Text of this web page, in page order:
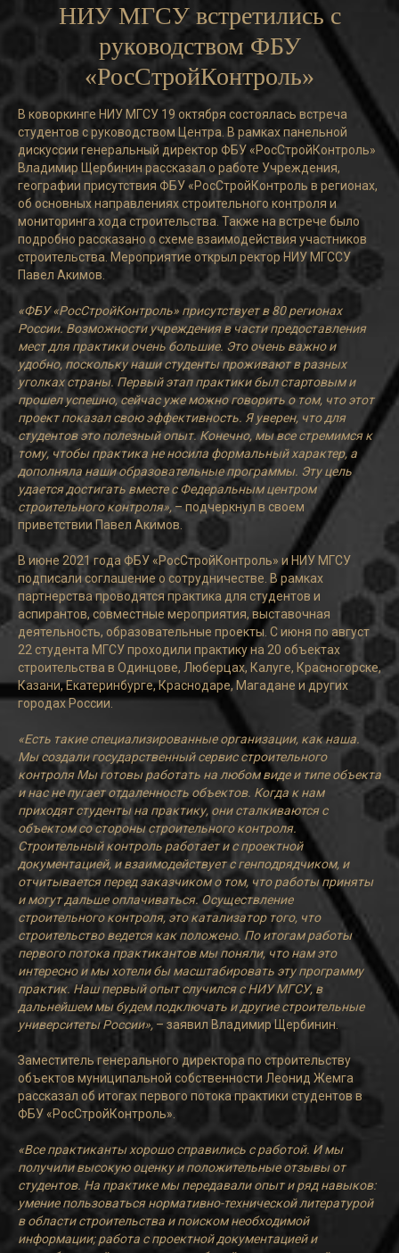
НИУ МГСУ встретились с
руководством ФБУ
«РосСтройКонтроль»
В коворкинге НИУ МГСУ 19 октября состоялась встреча
студентов с руководством Центра. В рамках панельной
дискуссии генеральный директор ФБУ «РосСтройКонтроль»
Владимир Щербинин рассказал о работе Учреждения,
географии присутствия ФБУ «РосСтройКонтроль в регионах,
об основных направлениях строительного контроля и
мониторинга хода строительства. Также на встрече было
подробно рассказано о схеме взаимодействия участников
строительства. Мероприятие открыл ректор НИУ МГССУ
Павел Акимов.
«ФБУ «РосСтройКонтроль» присутствует в 80 регионах
России. Возможности учреждения в части предоставления
мест для практики очень большие. Это очень важно и
удобно, поскольку наши студенты проживают в разных
уголках страны. Первый этап практики был стартовым и
прошел успешно, сейчас уже можно говорить о том, что этот
проект показал свою эффективность. Я уверен, что для
студентов это полезный опыт. Конечно, мы все стремимся к
тому, чтобы практика не носила формальный характер, а
дополняла наши образовательные программы. Эту цель
удается достигать вместе с Федеральным центром
строительного контроля»,– подчеркнул в своем
приветствии Павел Акимов.
В июне 2021 года ФБУ «РосСтройКонтроль» и НИУ МГСУ
подписали соглашение о сотрудничестве. В рамках
партнерства проводятся практика для студентов и
аспирантов, совместные мероприятия, выставочная
деятельность, образовательные проекты. С июня по август
22 студента МГСУ проходили практику на 20 объектах
строительства в Одинцове, Люберцах, Калуге, Красногорске,
Казани, Екатеринбурге, Краснодаре, Магадане и других
городах России.
«Есть такие специализированные организации, как наша.
Мы создали государственный сервис строительного
контроля Мы готовы работать на любом виде и типе объекта
и нас не пугает отдаленность объектов. Когда к нам
приходят студенты на практику, они сталкиваются с
объектом со стороны строительного контроля.
Строительный контроль работает и с проектной
документацией, и взаимодействует с генподрядчиком, и
отчитывается перед заказчиком о том, что работы приняты
и могут дальше оплачиваться. Осуществление
строительного контроля, это катализатор того, что
строительство ведется как положено. По итогам работы
первого потока практикантов мы поняли, что нам это
интересно и мы хотели бы масштабировать эту программу
практик. Наш первый опыт случился с НИУ МГСУ, в
дальнейшем мы будем подключать и другие строительные
университеты России», – заявил Владимир Щербинин.
Заместитель генерального директора по строительству
объектов муниципальной собственности Леонид Жемга
рассказал об итогах первого потока практики студентов в
ФБУ «РосСтройКонтроль».
«Все практиканты хорошо справились с работой. И мы
получили высокую оценку и положительные отзывы от
студентов. На практике мы передавали опыт и ряд навыков:
умение пользоваться нормативно-технической литературой
в области строительства и поиском необходимой
информации; работа с проектной документацией и